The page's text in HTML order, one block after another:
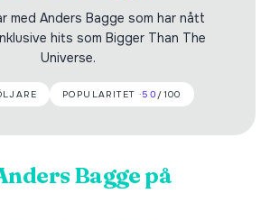
med Anders Bagge som har nått
hits som Bigger Than The
Universe.
POPULARITET ·50 /100
Bagge på